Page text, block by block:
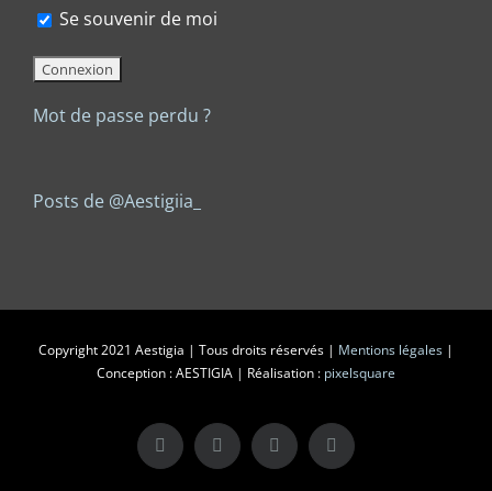
Se souvenir de moi
Mot de passe perdu ?
Posts de @Aestigiia_
Copyright 2021 Aestigia | Tous droits réservés | Mentions légales |
Conception : AESTIGIA | Réalisation : pixelsquare
X LinkedInInstagramFacebook